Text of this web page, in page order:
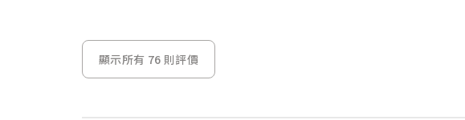
顯示所有 76 則評價